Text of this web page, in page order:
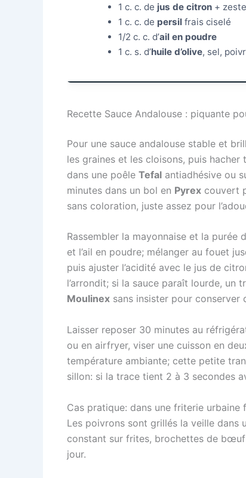
1 c. c. de jus de citron+
1 c. c. de persilfrais ciselé
1/2 c. c. d’ail en poudre
1 c. s. d’huile d’olive, sel,
Recette Sauce Andalouse : piquante
Pour une sauce andalouse stable et
les graines et les cloisons, puis
dans une poêle Tefal antiadhésive ou
minutes dans un bol en Pyrex couvert
sans coloration, juste assez pour
Rassembler la mayonnaise et la
et l’ail en poudre; mélanger au fouet
puis ajuster l’acidité avec le jus de
l’arrondit; si la sauce paraît lourde,
Moulinex sans insister pour conserver
Laisser reposer 30 minutes au
ou en airfryer, viser une cuisson en
température ambiante; cette petite
sillon: si la trace tient 2 à 3 secondes
Cas pratique: dans une friterie urbaine
Les poivrons sont grillés la veille dans
constant sur frites, brochettes de
jour.